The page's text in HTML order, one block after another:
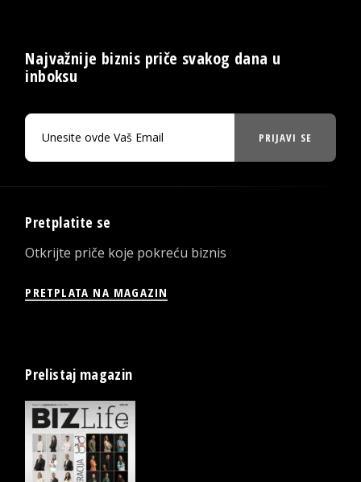
Najvažnije biznis priče svakog dana u
inboksu
PRIJAVI SE
Pretplatite se
Otkrijte priče koje pokreću biznis
PRETPLATA NA MAGAZIN
Prelistaj magazin